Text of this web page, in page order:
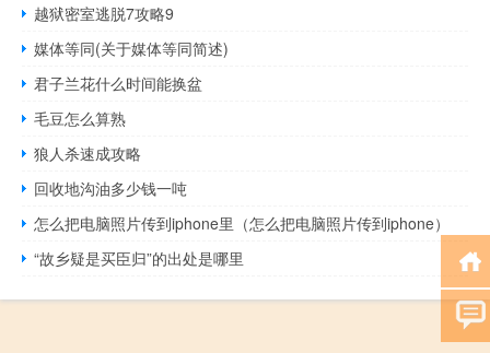
越狱密室逃脱7攻略9
媒体等同(关于媒体等同简述)
君子兰花什么时间能换盆
毛豆怎么算熟
狼人杀速成攻略
回收地沟油多少钱一吨
怎么把电脑照片传到iphone里（怎么把电脑照片传到iphone）
“故乡疑是买臣归”的出处是哪里